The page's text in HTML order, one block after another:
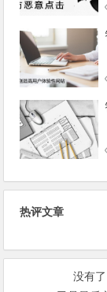
热评文章
没有了